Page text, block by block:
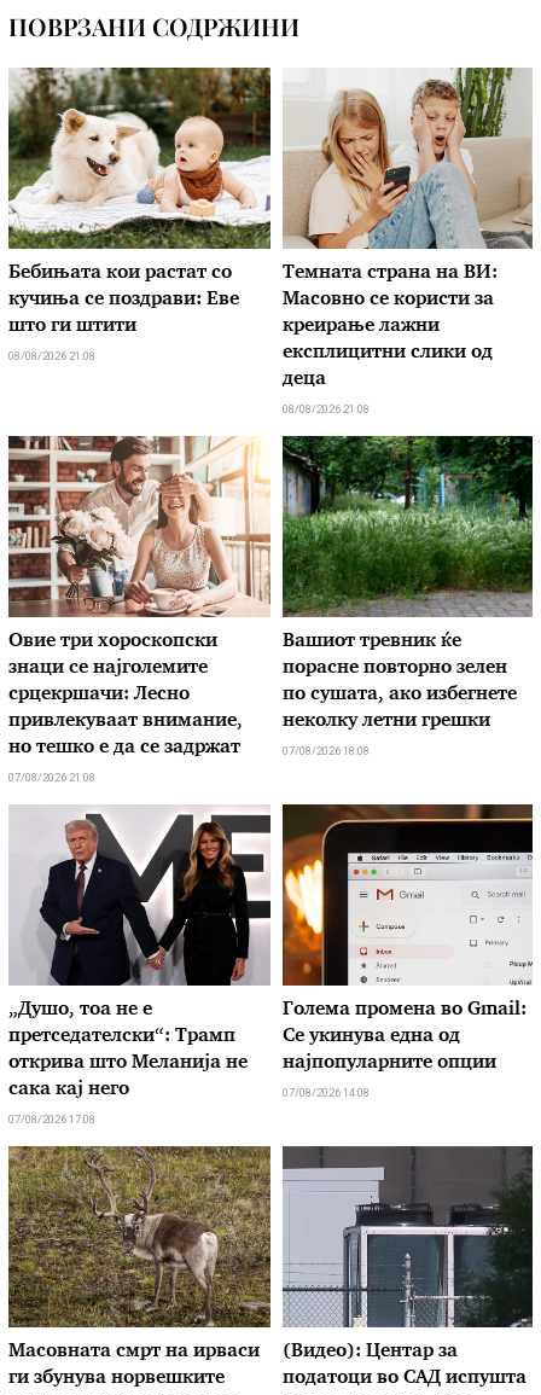
ПОВРЗАНИ СОДРЖИНИ
Бебињата кои растат со
кучиња се поздрави: Еве
што ги штити
08/08/2026 21:08
Темната страна на ВИ:
Масовно се користи за
креирање лажни
експлицитни слики од
деца
08/08/2026 21:08
Овие три хороскопски
знаци се најголемите
срцекршачи: Лесно
привлекуваат внимание,
но тешко е да се задржат
07/08/2026 21:08
Вашиот тревник ќе
порасне повторно зелен
по сушата, ако избегнете
неколку летни грешки
07/08/2026 18:08
„Душо, тоа не е
претседателски“: Трамп
открива што Меланија не
сака кај него
07/08/2026 17:08
Голема промена во Gmail:
Се укинува една од
најпопуларните опции
07/08/2026 14:08
Масовната смрт на ирваси
ги збунува норвешките
(Видео): Центар за
податоци во САД испушта